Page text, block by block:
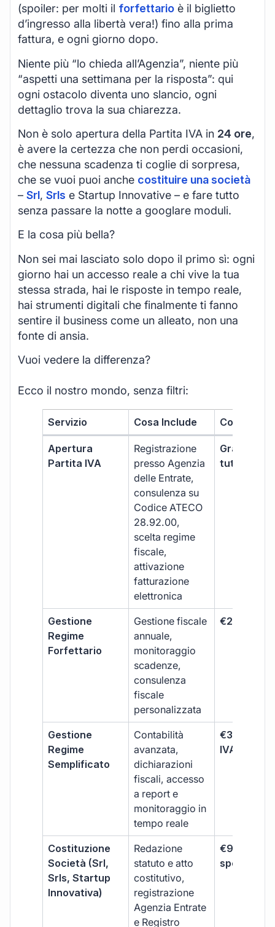
(spoiler: per molti il forfettario è il biglietto
d’ingresso alla libertà vera!) fino alla prima
fattura, e ogni giorno dopo.
Niente più “lo chieda all’Agenzia”, niente più
“aspetti una settimana per la risposta”: qui
ogni ostacolo diventa uno slancio, ogni
dettaglio trova la sua chiarezza.
Non è solo apertura della Partita IVA in 24 ore,
è avere la certezza che non perdi occasioni,
che nessuna scadenza ti coglie di sorpresa,
che se vuoi puoi anche costituire una società
– Srl, Srls e Startup Innovative – e fare tutto
senza passare la notte a googlare moduli.
E la cosa più bella?
Non sei mai lasciato solo dopo il primo sì: ogni
giorno hai un accesso reale a chi vive la tua
stessa strada, hai le risposte in tempo reale,
hai strumenti digitali che finalmente ti fanno
sentire il business come un alleato, non una
fonte di ansia.
Vuoi vedere la differenza?
Ecco il nostro mondo, senza filtri:
Servizio Cosa Include Costo
Apertura
Partita IVA
Registrazione
presso Agenzia
delle Entrate,
consulenza su
Codice ATECO
28.92.00,
scelta regime
fiscale,
attivazione
fatturazione
elettronica
Gratis,
tutti i piani
Gestione
Regime
Forfettario
Gestione fiscale
annuale,
monitoraggio
scadenze,
consulenza
fiscale
personalizzata
€264 +
Gestione
Regime
Semplificato
Contabilità
avanzata,
dichiarazioni
fiscali, accesso
a report e
monitoraggio in
tempo reale
€333 +
IVA/
Costituzione
Società (Srl,
Srls, Startup
Innovativa)
Redazione
statuto e atto
costitutivo,
registrazione
Agenzia Entrate
e Registro
€99 + IVA
spese